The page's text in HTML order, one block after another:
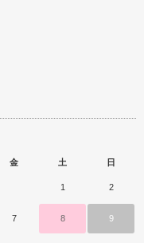
金 土 日
1 2
7 8 9